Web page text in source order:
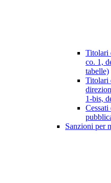
Titolari
co. 1,
tabelle)
Titolari
1-bis,
Sanzioni per